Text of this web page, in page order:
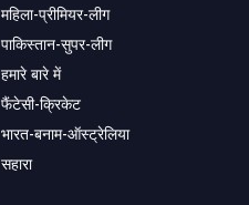
महिला-प्रीमियर-लीग
पाकिस्तान-सुपर-लीग
हमारे बारे में
फैंटेसी-क्रिकेट
भारत-बनाम-ऑस्ट्रेलिया
सहारा